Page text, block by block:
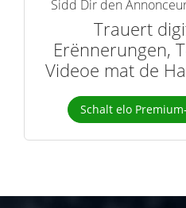
Sidd Dir den
Trauert
Erënnerungen,
Videoe mat de
Schalt elo